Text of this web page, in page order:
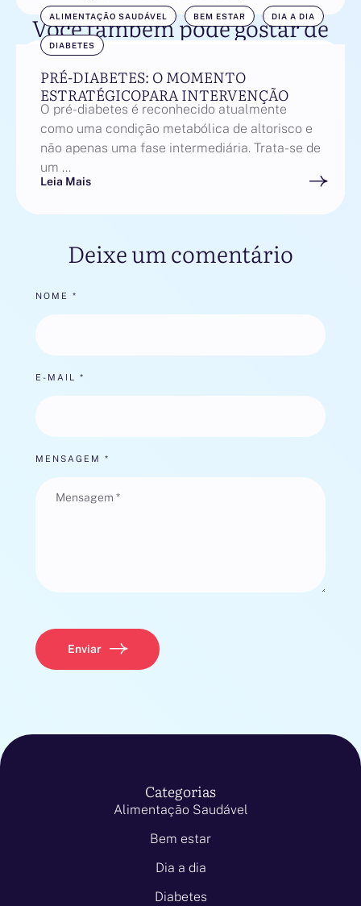
Você também pode gostar de
ALIMENTAÇÃO SAUDÁVEL BEM ESTAR DIA A DIA
DIABETES
PRÉ-DIABETES: O MOMENTO
ESTRATÉGICOPARA INTERVENÇÃO
O pré-diabetes é reconhecido atualmente
como uma condição metabólica de altorisco e
não apenas uma fase intermediária. Trata-se de
um …
Leia Mais
Deixe um comentário
MENSAGEM *
NOME *
E-MAIL *
Enviar
Categorias
Alimentação Saudável
Bem estar
Dia a dia
Diabetes